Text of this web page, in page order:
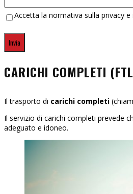
Accetta la normativa sulla privacy e
CARICHI COMPLETI
Il trasporto di carichi completi
Il servizio di carichi completi prevede
adeguato e idoneo.